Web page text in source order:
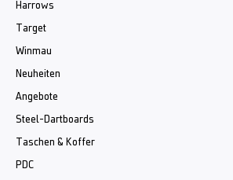
Harrows
Target
Winmau
Neuheiten
Angebote
Steel-Dartboards
Taschen & Koffer
PDC